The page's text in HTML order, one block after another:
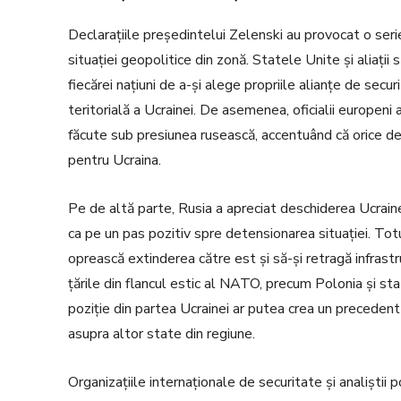
Declarațiile președintelui Zelenski au provocat o
situației geopolitice din zonă. Statele Unite și aliații
fiecărei națiuni de a-și alege propriile alianțe de
teritorială a Ucrainei. De asemenea, oficialii
făcute sub presiunea rusească, accentuând că orice
pentru Ucraina.
Pe de altă parte, Rusia a apreciat deschiderea
ca pe un pas pozitiv spre detensionarea situației.
oprească extinderea către est și să-și retragă
țările din flancul estic al NATO, precum Polonia și
poziție din partea Ucrainei ar putea crea un
asupra altor state din regiune.
Organizațiile internaționale de securitate și analiștii